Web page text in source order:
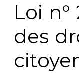
Loi n°
des